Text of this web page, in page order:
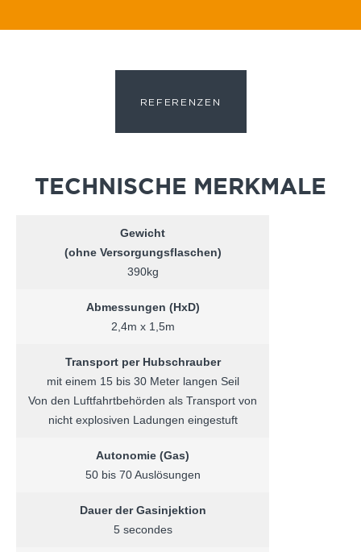
REFERENZEN
TECHNISCHE MERKMALE
Gewicht
(ohne Versorgungsflaschen)
390kg
Abmessungen (HxD)
2,4m x 1,5m
Transport per Hubschrauber
mit einem 15 bis 30 Meter langen Seil
Von den Luftfahrtbehörden als Transport von
nicht explosiven Ladungen eingestuft
Autonomie (Gas)
50 bis 70 Auslösungen
Dauer der Gasinjektion
5 secondes